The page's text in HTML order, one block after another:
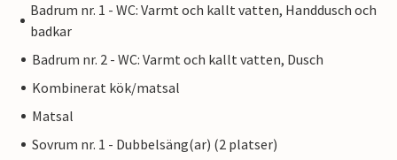
Badrum nr. 1 - WC: Varmt och kallt vatten, Handdusch och
badkar
Badrum nr. 2 - WC: Varmt och kallt vatten, Dusch
Kombinerat kök/matsal
Matsal
Sovrum nr. 1 - Dubbelsäng(ar) (2 platser)